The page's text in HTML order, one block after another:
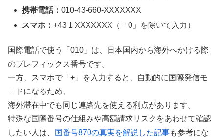
携帯電話：010-43-660-XXXXXXX
スマホ：+43 1 XXXXXXX（「0」を除いて入力）
国際電話で使う「010」は、日本国内から海外へかける際
のプレフィックス番号です。
一方、スマホで「+」を入力すると、自動的に国際発信モ
ードになるため、
海外滞在中でも同じ連絡先を使える利点があります。
特殊な国際番号の仕組みや高額請求リスクをあわせて確認
したい人は、
国番号870の真実を解説した記事も参考にな